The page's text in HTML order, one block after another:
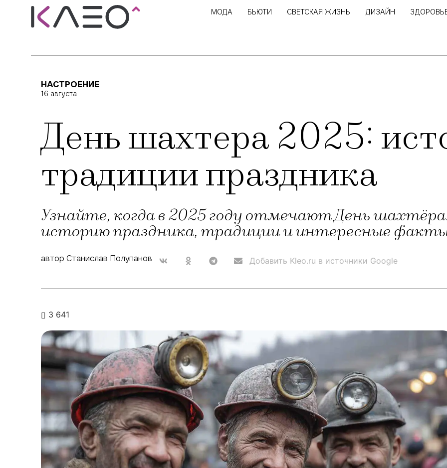
МОДА БЬЮТИ СВЕТСКАЯ ЖИЗНЬ ДИЗАЙН
НАСТРОЕНИЕ
16 августа
День шахтера 2025:
традиции праздника
Узнайте, когда в 2025 году отмечают День
историю праздника, традиции и интересные
автор Станислав Полупанов Добавить Kleo.ru в источники Google
3 641